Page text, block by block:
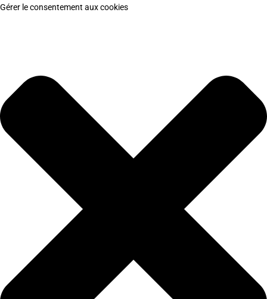
Gérer le consentement aux cookies